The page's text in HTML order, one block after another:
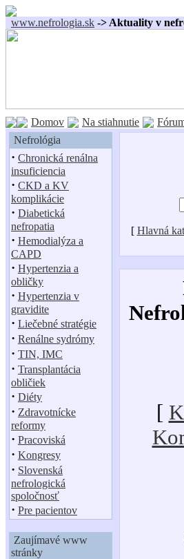
www.nefrologia.sk -> Aktuality v
Domov Na stiahnutie
Nefrológia
· Chronická renálna
insuficiencia
· CKD a KV
komplikácie
· Diabetická
nefropatia
· Hemodialýza a
CAPD
· Hypertenzia a
obličky
· Hypertenzia v
gravidite
· Liečebné stratégie
· Renálne sydrómy
· TIN, IMC
· Transplantácia
obličiek
· Diéty
· Zdravotnícke
reformy
· Pracoviská
· Kongresy
· Slovenská
nefrologická
spoločnosť
· Pre pacientov
Zaujímavé www
stránky
[ Hlavná
[